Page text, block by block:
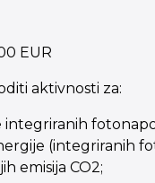
EUR
aktivnosti za:
(integriranih
emisija CO2;